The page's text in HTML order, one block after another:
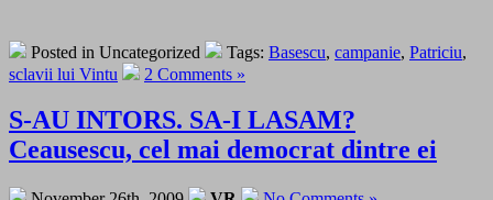
Posted in Uncategorized Tags: Basescu, campanie, Patriciu,
sclavii lui Vintu
2 Comments »
S-AU INTORS. SA-I LASAM?
Ceausescu, cel mai democrat dintre ei